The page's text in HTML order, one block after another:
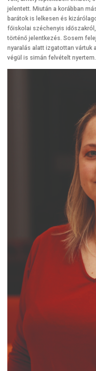
jelentett. Miután a korábban
barátok is lelkesen és
főiskolai széchenyis
történő jelentkezés. Sosem
nyaralás alatt izgatottan vártuk
végül is simán felvételt nyertem.